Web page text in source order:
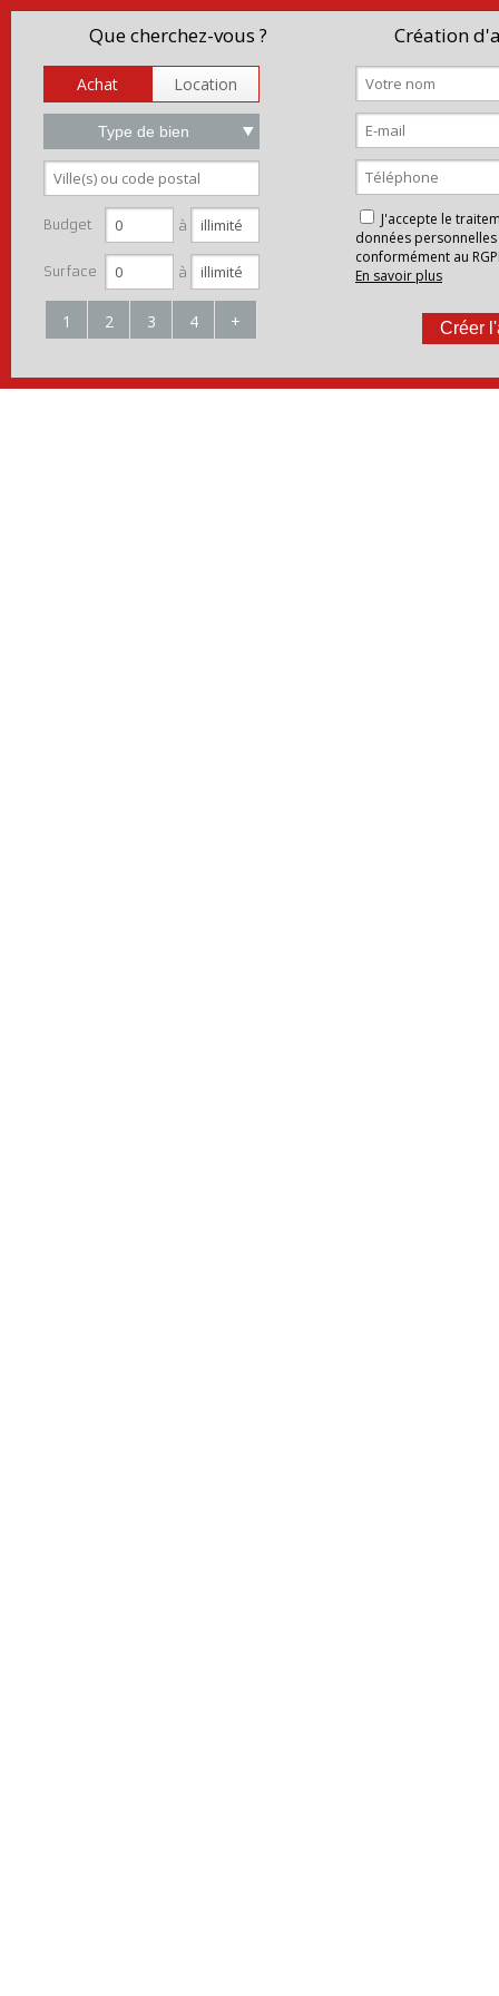
Que cherchez-vous ?
Achat Location
Type de bien
Budget à
Surface à
1 2 3 4 +
Création
J'accepte le
données personnelles
conformément au
En savoir plus